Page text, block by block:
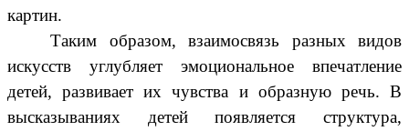
картин.
Таким образом, взаимосвязь разных видов
искусств углубляет эмоциональное впечатление
детей, развивает их чувства и образную речь. В
высказываниях детей появляется структура,